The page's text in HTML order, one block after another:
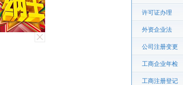
许可证办理
外资企业法
公司注册变更
工商企业年检
工商注册登记